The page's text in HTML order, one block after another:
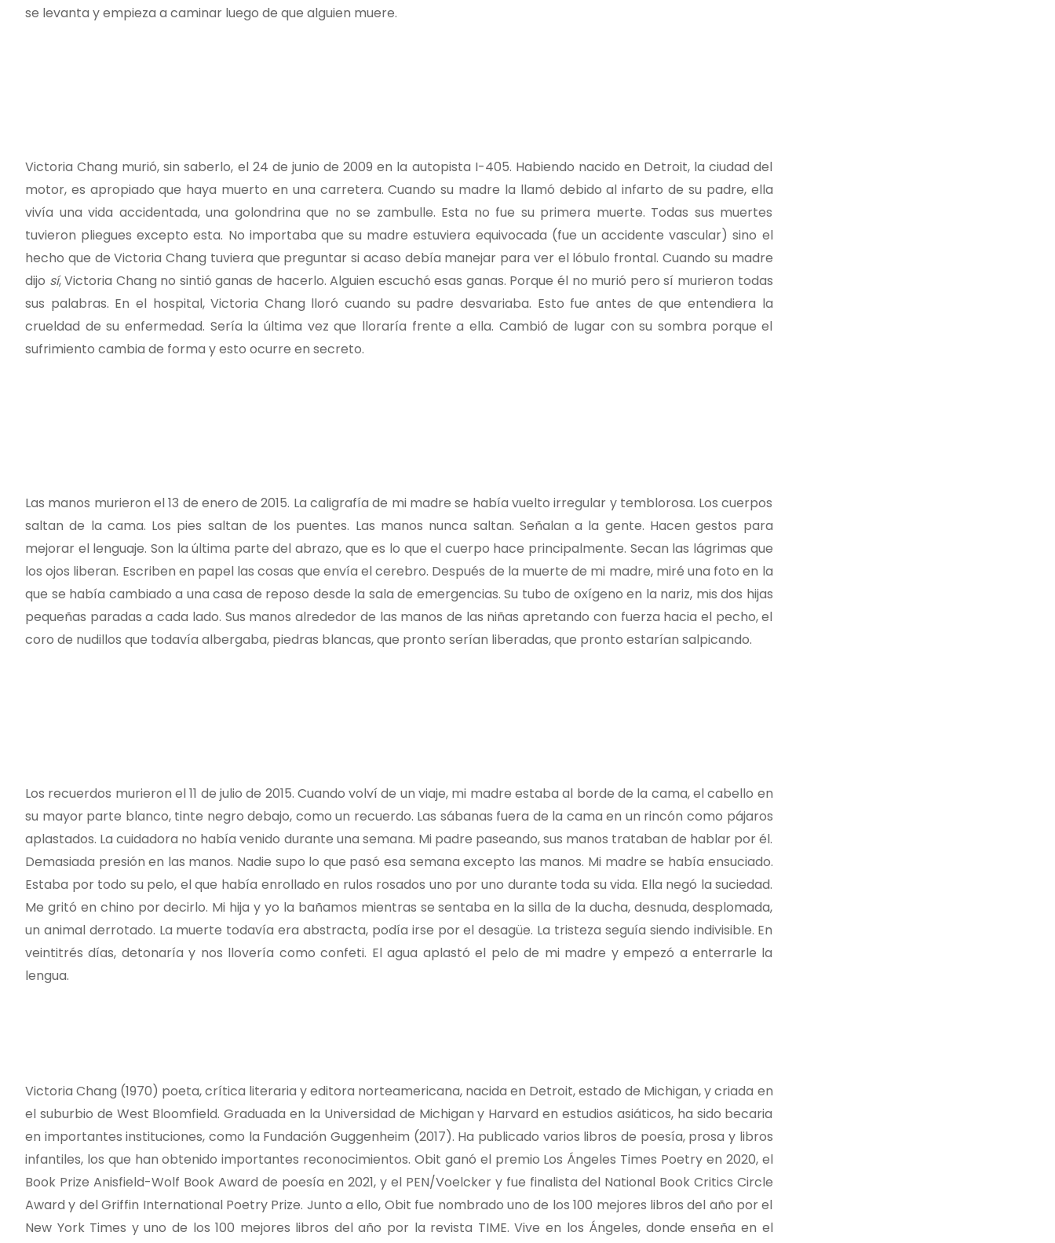
se levanta y empieza a caminar luego de que alguien muere.
Victoria Chang murió, sin saberlo, el 24 de junio de 2009 en la autopista I-405. Habiendo nacido en Detroit, la ciudad del
motor, es apropiado que haya muerto en una carretera. Cuando su madre la llamó debido al infarto de su padre, ella
vivía una vida accidentada, una golondrina que no se zambulle. Esta no fue su primera muerte. Todas sus muertes
tuvieron pliegues excepto esta. No importaba que su madre estuviera equivocada (fue un accidente vascular) sino el
hecho que de Victoria Chang tuviera que preguntar si acaso debía manejar para ver el lóbulo frontal. Cuando su madre
dijo sí, Victoria Chang no sintió ganas de hacerlo. Alguien escuchó esas ganas. Porque él no murió pero sí murieron todas
sus palabras. En el hospital, Victoria Chang lloró cuando su padre desvariaba. Esto fue antes de que entendiera la
crueldad de su enfermedad. Sería la última vez que lloraría frente a ella. Cambió de lugar con su sombra porque el
sufrimiento cambia de forma y esto ocurre en secreto.
Las manos murieron el 13 de enero de 2015. La caligrafía de mi madre se había vuelto irregular y temblorosa. Los cuerpos
saltan de la cama. Los pies saltan de los puentes. Las manos nunca saltan. Señalan a la gente. Hacen gestos para
mejorar el lenguaje. Son la última parte del abrazo, que es lo que el cuerpo hace principalmente. Secan las lágrimas que
los ojos liberan. Escriben en papel las cosas que envía el cerebro. Después de la muerte de mi madre, miré una foto en la
que se había cambiado a una casa de reposo desde la sala de emergencias. Su tubo de oxígeno en la nariz, mis dos hijas
pequeñas paradas a cada lado. Sus manos alrededor de las manos de las niñas apretando con fuerza hacia el pecho, el
coro de nudillos que todavía albergaba, piedras blancas, que pronto serían liberadas, que pronto estarían salpicando.
Los recuerdos murieron el 11 de julio de 2015. Cuando volví de un viaje, mi madre estaba al borde de la cama, el cabello en
su mayor parte blanco, tinte negro debajo, como un recuerdo. Las sábanas fuera de la cama en un rincón como pájaros
aplastados. La cuidadora no había venido durante una semana. Mi padre paseando, sus manos trataban de hablar por él.
Demasiada presión en las manos. Nadie supo lo que pasó esa semana excepto las manos. Mi madre se había ensuciado.
Estaba por todo su pelo, el que había enrollado en rulos rosados uno por uno durante toda su vida. Ella negó la suciedad.
Me gritó en chino por decirlo. Mi hija y yo la bañamos mientras se sentaba en la silla de la ducha, desnuda, desplomada,
un animal derrotado. La muerte todavía era abstracta, podía irse por el desagüe. La tristeza seguía siendo indivisible. En
veintitrés días, detonaría y nos llovería como confeti. El agua aplastó el pelo de mi madre y empezó a enterrarle la
lengua.
Victoria Chang (1970) poeta, crítica literaria y editora norteamericana, nacida en Detroit, estado de Michigan, y criada en
el suburbio de West Bloomfield. Graduada en la Universidad de Michigan y Harvard en estudios asiáticos, ha sido becaria
en importantes instituciones, como la Fundación Guggenheim (2017). Ha publicado varios libros de poesía, prosa y libros
infantiles, los que han obtenido importantes reconocimientos. Obit ganó el premio Los Ángeles Times Poetry en 2020, el
Book Prize Anisfield-Wolf Book Award de poesía en 2021, y el PEN/Voelcker y fue finalista del National Book Critics Circle
Award y del Griffin International Poetry Prize. Junto a ello, Obit fue nombrado uno de los 100 mejores libros del año por el
New York Times y uno de los 100 mejores libros del año por la revista TIME. Vive en los Ángeles, donde enseña en el